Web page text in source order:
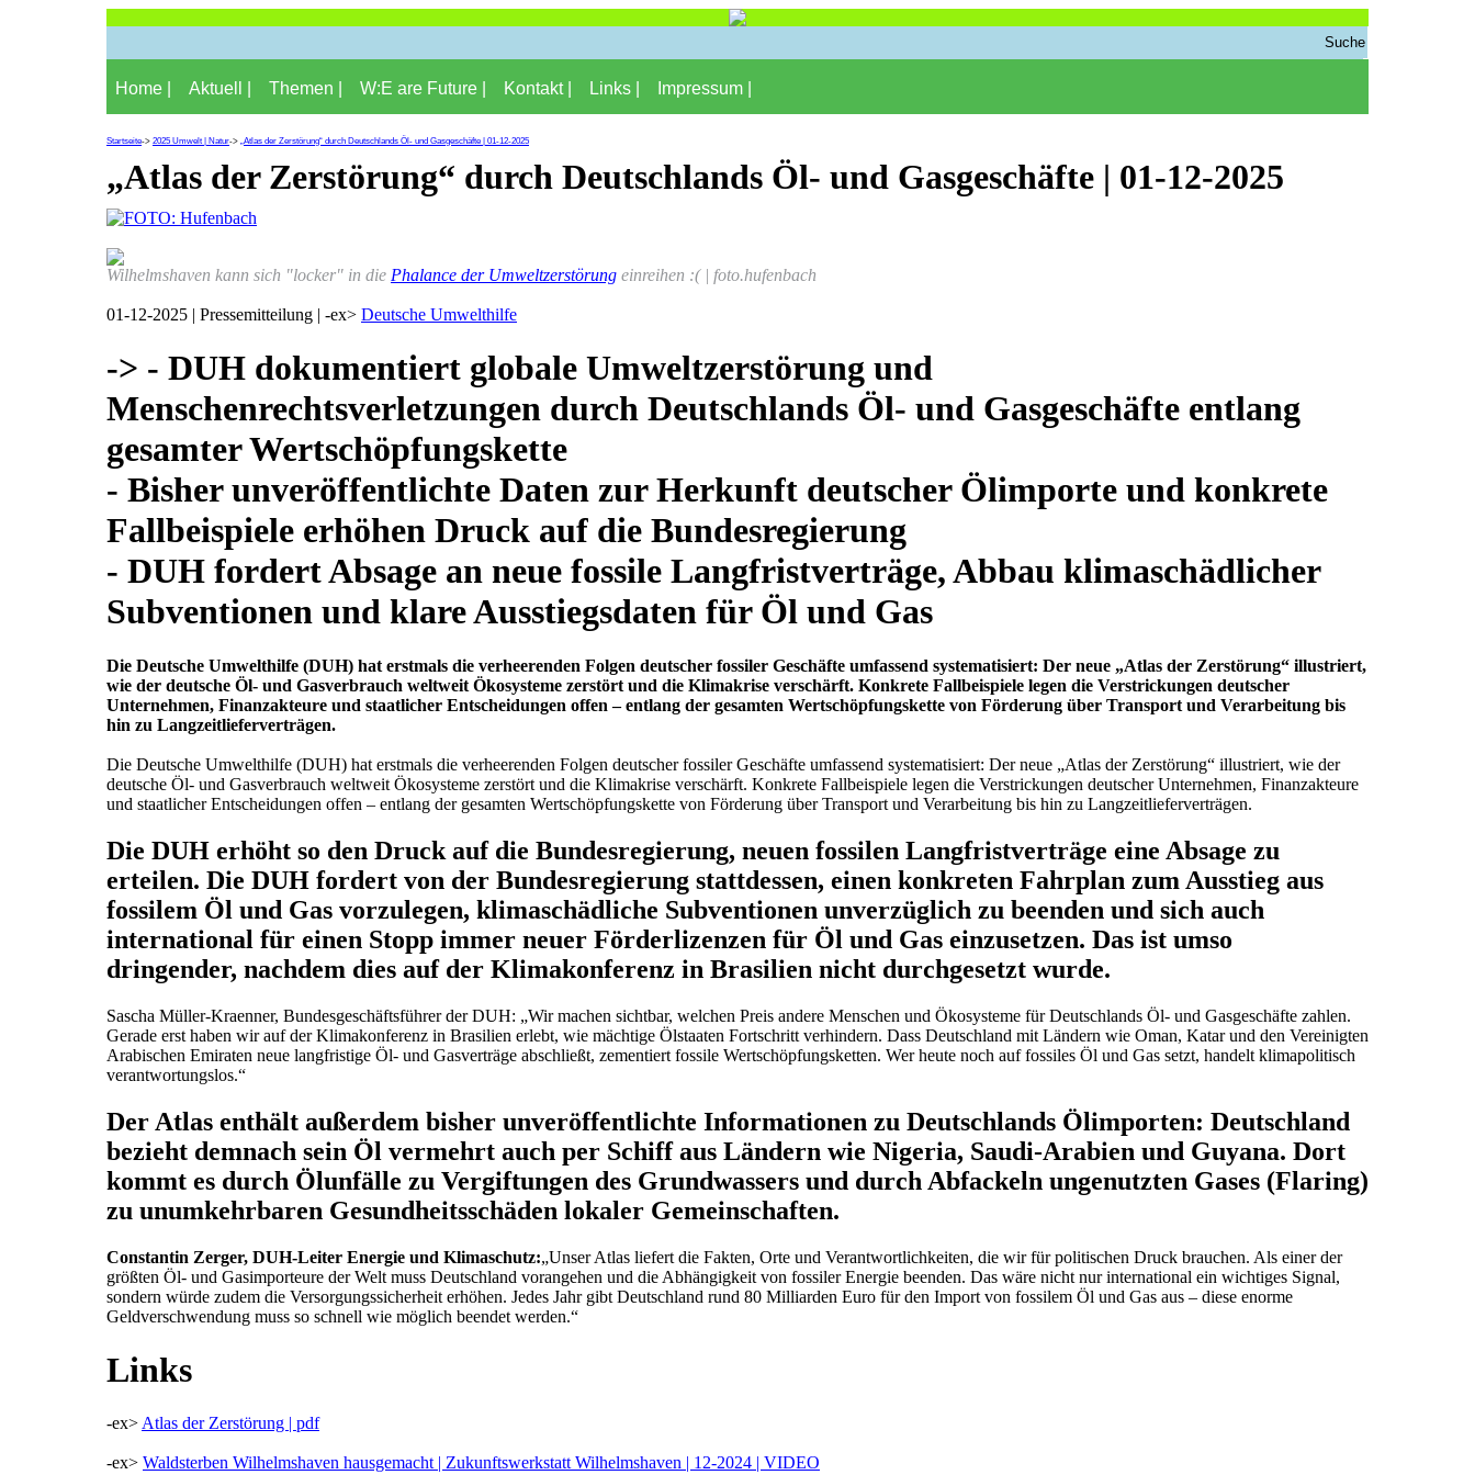
Home | Aktuell | Themen | W:E are Future | Kontakt | Links | Impressum |
Startseite-> 2025 Umwelt | Natur-> „Atlas der Zerstörung“ durch Deutschlands Öl- und Gasgeschäfte | 01-12-2025
„Atlas der Zerstörung“ durch Deutschlands Öl- und Gasgeschäfte | 01-12-2025
Wilhelmshaven kann sich "locker" in die Phalance der Umweltzerstörung einreihen :( | foto.hufenbach
01-12-2025 | Pressemitteilung | -ex> Deutsche Umwelthilfe
-> - DUH dokumentiert globale Umweltzerstörung und
Menschenrechtsverletzungen durch Deutschlands Öl- und Gasgeschäfte entlang
gesamter Wertschöpfungskette
- Bisher unveröffentlichte Daten zur Herkunft deutscher Ölimporte und konkrete
Fallbeispiele erhöhen Druck auf die Bundesregierung
- DUH fordert Absage an neue fossile Langfristverträge, Abbau klimaschädlicher
Subventionen und klare Ausstiegsdaten für Öl und Gas
Die Deutsche Umwelthilfe (DUH) hat erstmals die verheerenden Folgen deutscher fossiler Geschäfte umfassend systematisiert: Der neue „Atlas der Zerstörung“ illustriert,
wie der deutsche Öl- und Gasverbrauch weltweit Ökosysteme zerstört und die Klimakrise verschärft. Konkrete Fallbeispiele legen die Verstrickungen deutscher
Unternehmen, Finanzakteure und staatlicher Entscheidungen offen – entlang der gesamten Wertschöpfungskette von Förderung über Transport und Verarbeitung bis
hin zu Langzeitlieferverträgen.
Die Deutsche Umwelthilfe (DUH) hat erstmals die verheerenden Folgen deutscher fossiler Geschäfte umfassend systematisiert: Der neue „Atlas der Zerstörung“ illustriert, wie der
deutsche Öl- und Gasverbrauch weltweit Ökosysteme zerstört und die Klimakrise verschärft. Konkrete Fallbeispiele legen die Verstrickungen deutscher Unternehmen, Finanzakteure
und staatlicher Entscheidungen offen – entlang der gesamten Wertschöpfungskette von Förderung über Transport und Verarbeitung bis hin zu Langzeitlieferverträgen.
Die DUH erhöht so den Druck auf die Bundesregierung, neuen fossilen Langfristverträge eine Absage zu
erteilen. Die DUH fordert von der Bundesregierung stattdessen, einen konkreten Fahrplan zum Ausstieg aus
fossilem Öl und Gas vorzulegen, klimaschädliche Subventionen unverzüglich zu beenden und sich auch
international für einen Stopp immer neuer Förderlizenzen für Öl und Gas einzusetzen. Das ist umso
dringender, nachdem dies auf der Klimakonferenz in Brasilien nicht durchgesetzt wurde.
Sascha Müller-Kraenner, Bundesgeschäftsführer der DUH: „Wir machen sichtbar, welchen Preis andere Menschen und Ökosysteme für Deutschlands Öl- und Gasgeschäfte zahlen.
Gerade erst haben wir auf der Klimakonferenz in Brasilien erlebt, wie mächtige Ölstaaten Fortschritt verhindern. Dass Deutschland mit Ländern wie Oman, Katar und den Vereinigten
Arabischen Emiraten neue langfristige Öl- und Gasverträge abschließt, zementiert fossile Wertschöpfungsketten. Wer heute noch auf fossiles Öl und Gas setzt, handelt klimapolitisch
verantwortungslos.“
Der Atlas enthält außerdem bisher unveröffentlichte Informationen zu Deutschlands Ölimporten: Deutschland
bezieht demnach sein Öl vermehrt auch per Schiff aus Ländern wie Nigeria, Saudi-Arabien und Guyana. Dort
kommt es durch Ölunfälle zu Vergiftungen des Grundwassers und durch Abfackeln ungenutzten Gases (Flaring)
zu unumkehrbaren Gesundheitsschäden lokaler Gemeinschaften.
Constantin Zerger, DUH-Leiter Energie und Klimaschutz:„Unser Atlas liefert die Fakten, Orte und Verantwortlichkeiten, die wir für politischen Druck brauchen. Als einer der
größten Öl- und Gasimporteure der Welt muss Deutschland vorangehen und die Abhängigkeit von fossiler Energie beenden. Das wäre nicht nur international ein wichtiges Signal,
sondern würde zudem die Versorgungssicherheit erhöhen. Jedes Jahr gibt Deutschland rund 80 Milliarden Euro für den Import von fossilem Öl und Gas aus – diese enorme
Geldverschwendung muss so schnell wie möglich beendet werden.“
Links
-ex> Atlas der Zerstörung | pdf
-ex> Waldsterben Wilhelmshaven hausgemacht | Zukunftswerkstatt Wilhelmshaven | 12-2024 | VIDEO